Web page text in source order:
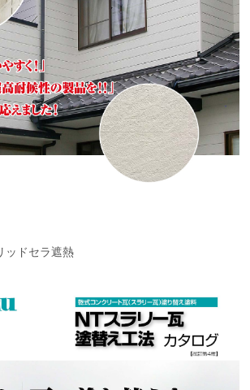
ッドセラ遮熱